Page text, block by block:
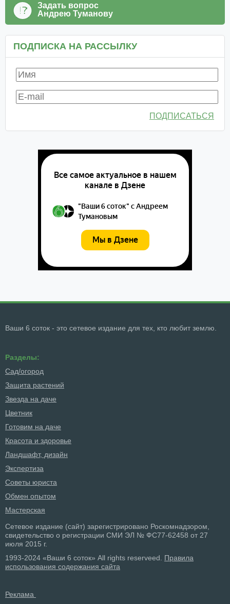
Задать вопрос
Андрею Туманову
ПОДПИСКА НА РАССЫЛКУ
ПОДПИСАТЬСЯ
Ваши 6 соток - это сетевое издание для тех, кто любит землю.
Разделы:
Сад/огород
Защита растений
Звезда на даче
Цветник
Готовим на даче
Красота и здоровье
Ландшафт, дизайн
Экспертиза
Советы юриста
Обмен опытом
Мастерская
Сетевое издание (сайт) зарегистрировано Роскомнадзором,
свидетельство о регистрации СМИ ЭЛ № ФС77-62458 от 27
июля 2015 г.
1993-2024 «Ваши 6 соток» All rights reserveed. Правила
использования содержания сайта
Реклама